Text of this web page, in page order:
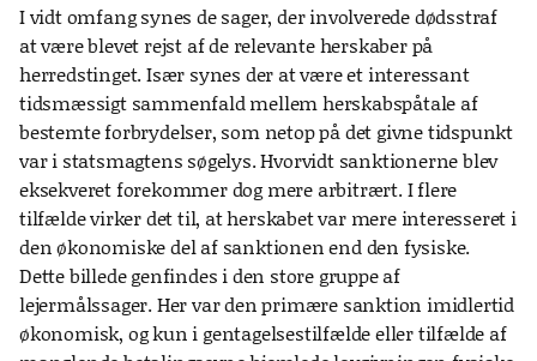
I vidt omfang synes de sager, der involverede dødsstraf
at være blevet rejst af de relevante herskaber på
herredstinget. Især synes der at være et interessant
tidsmæssigt sammenfald mellem herskabspåtale af
bestemte forbrydelser, som netop på det givne tidspunkt
var i statsmagtens søgelys. Hvorvidt sanktionerne blev
eksekveret forekommer dog mere arbitrært. I flere
tilfælde virker det til, at herskabet var mere interesseret i
den økonomiske del af sanktionen end den fysiske.
Dette billede genfindes i den store gruppe af
lejermålssager. Her var den primære sanktion imidlertid
økonomisk, og kun i gentagelsestilfælde eller tilfælde af